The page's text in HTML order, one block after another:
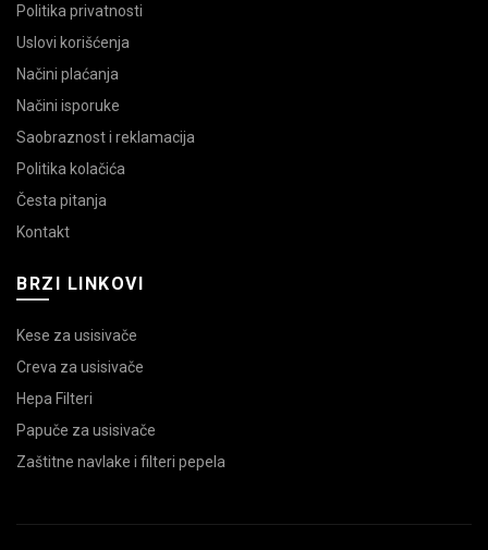
Politika privatnosti
Uslovi korišćenja
Načini plaćanja
Načini isporuke
Saobraznost i reklamacija
Politika kolačića
Česta pitanja
Kontakt
BRZI LINKOVI
Kese za usisivače
Creva za usisivače
Hepa Filteri
Papuče za usisivače
Zaštitne navlake i filteri pepela